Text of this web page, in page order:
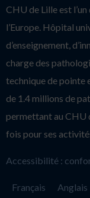
CHU de Lille est
l’Europe. Hôpital
d’enseignement,
charge des
technique de pointe
de 1.4 millions de
permettant au CHU
fois pour ses
Accessibilité :
Français Anglais